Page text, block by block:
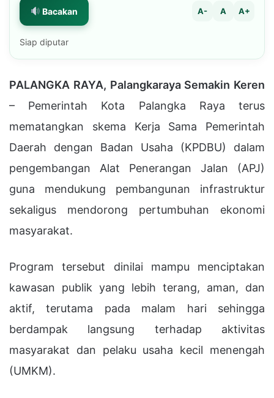
Bacakan A- A A+
Siap diputar
PALANGKA RAYA, Palangkaraya Semakin Keren
– Pemerintah Kota Palangka Raya terus
mematangkan skema Kerja Sama Pemerintah
Daerah dengan Badan Usaha (KPDBU) dalam
pengembangan Alat Penerangan Jalan (APJ)
guna mendukung pembangunan infrastruktur
sekaligus mendorong pertumbuhan ekonomi
masyarakat.
Program tersebut dinilai mampu menciptakan
kawasan publik yang lebih terang, aman, dan
aktif, terutama pada malam hari sehingga
berdampak langsung terhadap aktivitas
masyarakat dan pelaku usaha kecil menengah
(UMKM).